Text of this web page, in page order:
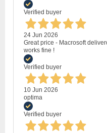
Verified buyer
24 Jun 2026
Great price - Macrosoft
works fine !
Verified buyer
10 Jun 2026
optima
Verified buyer